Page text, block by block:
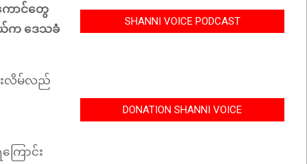
ောင်တွေ
က ဒေသခံ
းလိမ်လည်
ြောင်း
SHANNI VOICE PODCAST
DONATION SHANNI VOICE